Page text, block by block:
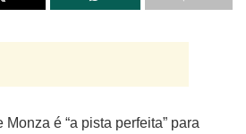
é “a pista perfeita” para